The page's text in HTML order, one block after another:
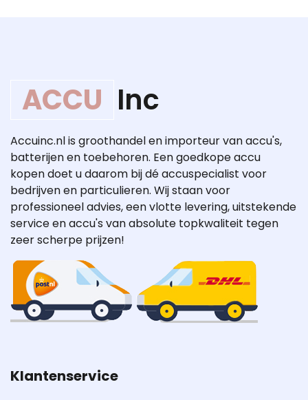
ACCU Inc
Accuinc.nl is groothandel en importeur van accu's,
batterijen en toebehoren. Een goedkope accu
kopen doet u daarom bij dé accuspecialist voor
bedrijven en particulieren. Wij staan voor
professioneel advies, een vlotte levering, uitstekende
service en accu's van absolute topkwaliteit tegen
zeer scherpe prijzen!
Klantenservice